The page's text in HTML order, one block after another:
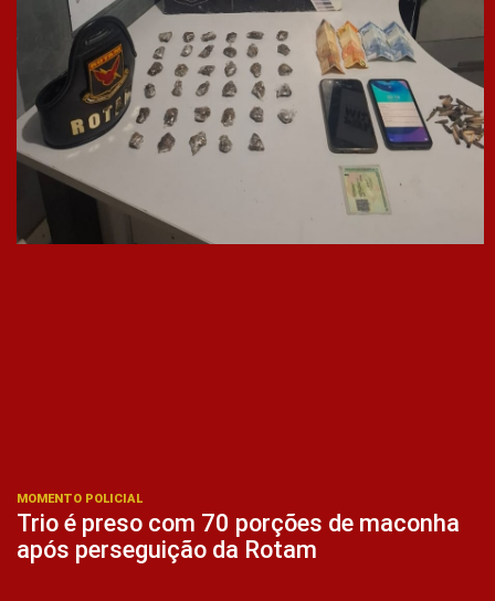
MOMENTO POLICIAL
Trio é preso com 70 porções de maconha
após perseguição da Rotam